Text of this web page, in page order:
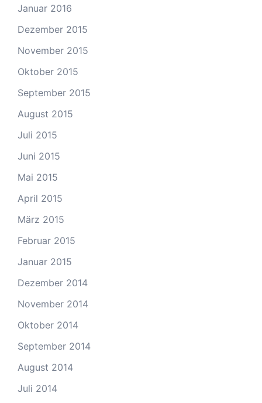
Januar 2016
Dezember 2015
November 2015
Oktober 2015
September 2015
August 2015
Juli 2015
Juni 2015
Mai 2015
April 2015
März 2015
Februar 2015
Januar 2015
Dezember 2014
November 2014
Oktober 2014
September 2014
August 2014
Juli 2014